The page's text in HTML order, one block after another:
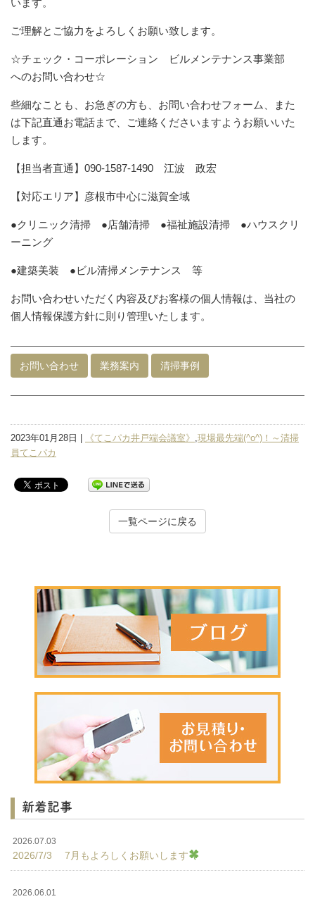
います。
ご理解とご協力をよろしくお願い致します。
☆チェック・コーポレーション ビルメンテナンス事業部
へのお問い合わせ☆
些細なことも、お急ぎの方も、お問い合わせフォーム、また
は下記直通お電話まで、ご連絡くださいますようお願いいた
します。
【担当者直通】090-1587-1490 江波 政宏
【対応エリア】彦根市中心に滋賀全域
●クリニック清掃 ●店舗清掃 ●福祉施設清掃 ●ハウスクリ
ーニング
●建築美装 ●ビル清掃メンテナンス 等
お問い合わせいただく内容及びお客様の個人情報は、当社の
個人情報保護方針に則り管理いたします。
お問い合わせ 業務案内 清掃事例
2023年01月28日 | 《てこパカ井戸端会議室》 ,現場最先端(^o^)！～清掃
員てこパカ
一覧ページに戻る
新着記事
2026.07.03
2026/7/3 7月もよろしくお願いします
2026.06.01